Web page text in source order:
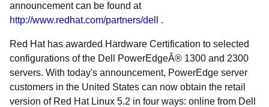
announcement can be found at
http://www.redhat.com/partners/dell
.
Red Hat has awarded Hardware Certification to selected
configurations of the Dell PowerEdgeÂ® 1300 and 2300
servers. With today's announcement, PowerEdge server
customers in the United States can now obtain the retail
version of Red Hat Linux 5.2 in four ways: online from Dell